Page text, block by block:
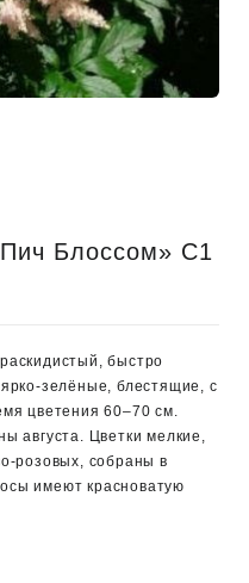
Блоссом» С1
быстро
зелёные, блестящие, с
цветения 60–70 см.
августа. Цветки мелкие,
розовых, собраны в
имеют красноватую